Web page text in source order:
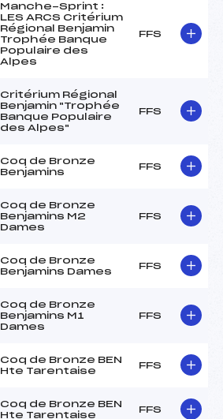
Manche-Sprint :
LES ARCS Critérium
Régional Benjamin
Trophée Banque
Populaire des
Alpes
FFS
Critérium Régional
Benjamin "Trophée
Banque Populaire
des Alpes"
FFS
Coq de Bronze
Benjamins
FFS
Coq de Bronze
Benjamins M2
Dames
FFS
Coq de Bronze
Benjamins Dames
FFS
Coq de Bronze
Benjamins M1
Dames
FFS
Coq de Bronze BEN
Hte Tarentaise
FFS
Coq de Bronze BEN
Hte Tarentaise
FFS